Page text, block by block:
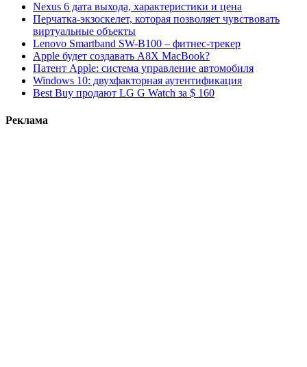
Nexus 6 дата выхода, характеристики и цена
Перчатка-экзоскелет, которая позволяет чувствовать
виртуальные объекты
Lenovo Smartband SW-B100 – фитнес-трекер
Apple будет создавать A8X MacBook?
Патент Apple: система управление автомобиля
Windows 10: двухфакторная аутентификация
Best Buy продают LG G Watch за $ 160
Реклама